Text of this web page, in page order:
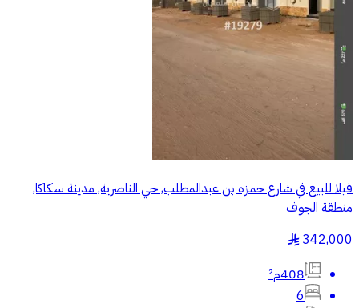
فيلا للبيع في شارع حمزه بن عبدالمطلب, حي الناصرية, مدينة سكاكا,
منطقة الجوف
342,000
§
408م²
6